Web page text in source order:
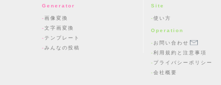
Generator
画像変換
文字画変換
テンプレート
みんなの投稿
Site
使い方
Operation
お問い合わせ
利用規約と注意事項
プライバシーポリシー
会社概要